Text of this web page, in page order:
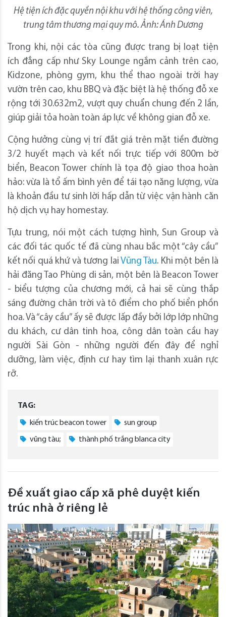
Hệ tiện ích đặc quyền nội khu với hệ thống công viên,
trung tâm thương mại quy mô. Ảnh: Ánh Dương
Trong khi, ​nội các tòa cũng được trang bị loạt tiện
ích đẳng cấp như Sky Lounge ngắm cảnh trên cao,
Kidzone, phòng gym, khu thể thao ngoài trời hay
vườn trên cao, khu BBQ và đặc biệt là hệ thống đỗ xe
rộng tới 30.632m2, vượt quy chuẩn chung đến 2 lần,
giúp giải tỏa hoàn toàn áp lực về không gian đỗ xe.
​Cộng hưởng cùng vị trí đắt giá trên mặt tiền đường
3/2 huyết mạch và kết nối trực tiếp với 800m bờ
biển, Beacon Tower chính là tọa độ giao thoa hoàn
hảo: vừa là tổ ấm bình yên để tái tạo năng lượng, vừa
là khoản đầu tư sinh lời hấp dẫn từ việc vận hành căn
hộ dịch vụ hay homestay.
Tựu trung, nói một cách tượng hình, Sun Group và
các đối tác quốc tế đã cùng nhau bắc một “cây cầu”
kết nối quá khứ và tương lai Vũng Tàu. Khi một bên là
hải đăng Tao Phùng di sản, một bên là Beacon Tower
- biểu tượng của chương mới, cả hai sẽ cùng thắp
sáng đường chân trời và tô điểm cho phố biển phồn
hoa. Và “cây cầu” ấy sẽ được lấp đầy bởi lớp lớp những
du khách, cư dân tinh hoa, công dân toàn cầu hay
người Sài Gòn - những người đến đây để nghỉ
dưỡng, làm việc, định cư hay tìm lại thanh xuân rực
rỡ.
TAG:
kiến trúc beacon tower sun group
vũng tàu; thành phố trắng blanca city
Đề xuất giao cấp xã phê duyệt kiến
trúc nhà ở riêng lẻ